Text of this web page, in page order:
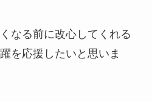
なる前に改心してくれる
を応援したいと思いま